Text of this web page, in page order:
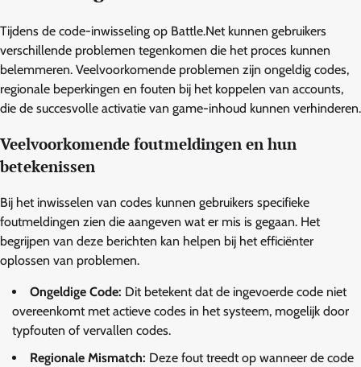
Tijdens de code-inwisseling op Battle.Net kunnen gebruikers
verschillende problemen tegenkomen die het proces kunnen
belemmeren. Veelvoorkomende problemen zijn ongeldig codes,
regionale beperkingen en fouten bij het koppelen van accounts,
die de succesvolle activatie van game-inhoud kunnen verhinderen.
Veelvoorkomende foutmeldingen en hun
betekenissen
Bij het inwisselen van codes kunnen gebruikers specifieke
foutmeldingen zien die aangeven wat er mis is gegaan. Het
begrijpen van deze berichten kan helpen bij het efficiënter
oplossen van problemen.
Ongeldige Code: Dit betekent dat de ingevoerde code niet
overeenkomt met actieve codes in het systeem, mogelijk door
typfouten of vervallen codes.
Regionale Mismatch: Deze fout treedt op wanneer de code